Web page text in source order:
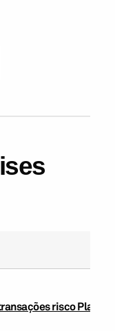
risco Plaenge